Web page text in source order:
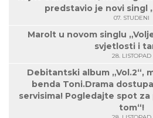
predstavio je novi singl
07. STUDENI
Marolt u novom singlu
svjetlosti i
28. LISTOPAD
Debitantski album „Vol.2“,
benda Toni.Drama
servisima! Pogledajte spot za
tom“!